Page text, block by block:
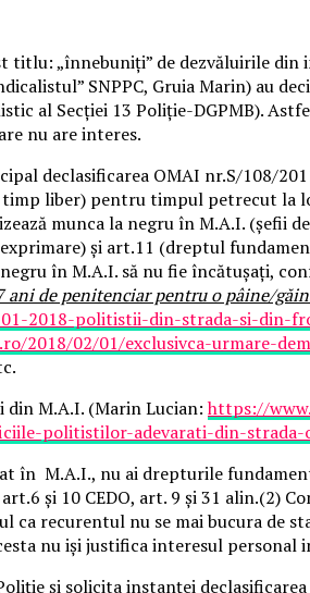
titlu: „înnebuniți” de dezvăluirile
SNPPC, Gruia Marin) au
al Secției 13 Poliție-DGPMB).
nu are interes.
declasificarea OMAI nr.S/108/
liber) pentru timpul petrecut
munca la negru în M.A.I. (șefii
și art.11 (dreptul
în M.A.I. să nu fie încătușați,
de penitenciar pentru o pâine/
2018-politistii-din-strada-si-
2018/02/01/exclusivca-urmare-
din M.A.I. (Marin Lucian:https://
politistilor-adevarati-din-strada-
în M.A.I., nu ai drepturile
și 10 CEDO, art. 9 și 31 alin.(2)
ca recurentul nu se mai bucura
nu iși justifica interesul personal
și solicita instanței